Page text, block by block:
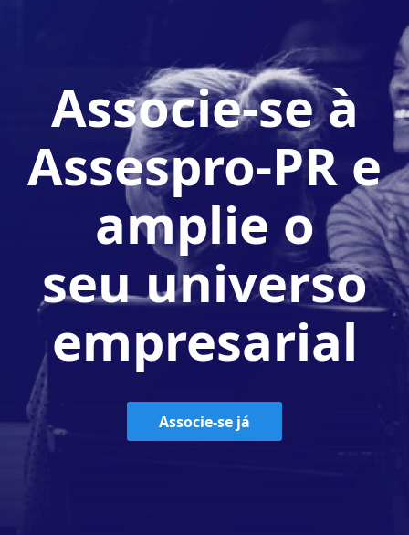
Associe-se à
Assespro-PR e
amplie o
seu universo
empresarial
Associe-se já